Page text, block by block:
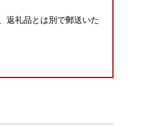
返礼品とは別で郵送いた
る場合は転送料金(受取